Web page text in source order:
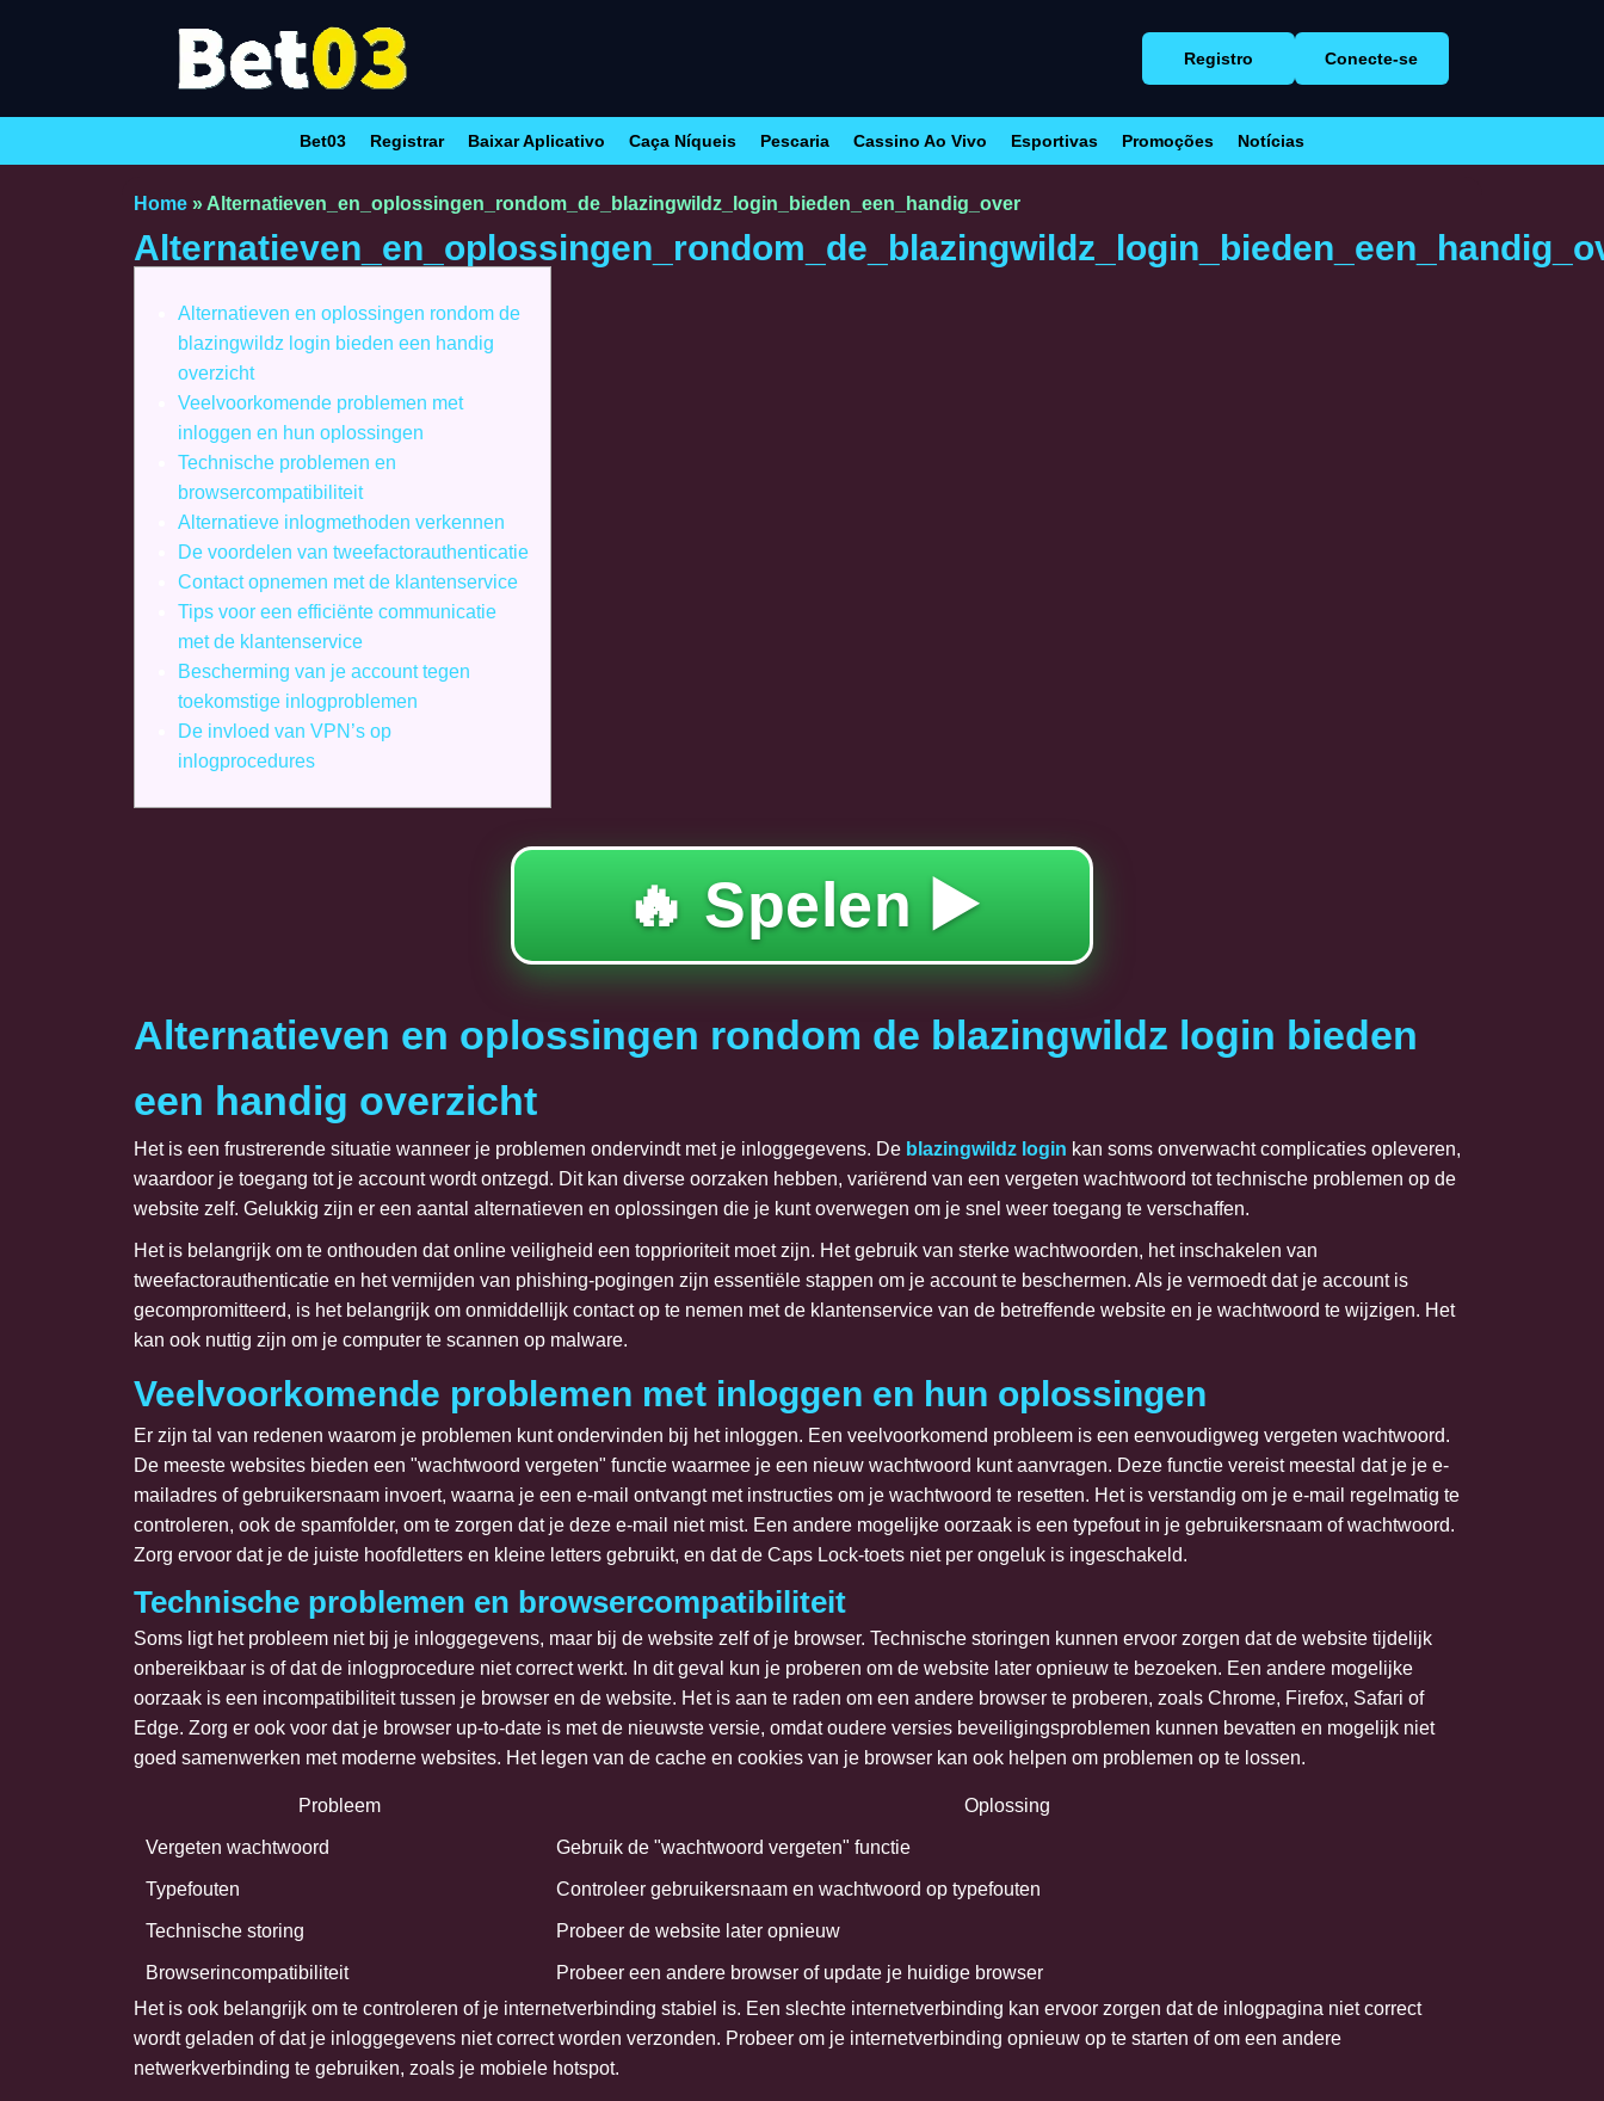
Registro Conecte-se
Bet03 Registrar Baixar Aplicativo Caça Níqueis Pescaria Cassino Ao Vivo Esportivas Promoções Notícias
Home » Alternatieven_en_oplossingen_rondom_de_blazingwildz_login_bieden_een_handig_over
Alternatieven en oplossingen rondom de
blazingwildz login bieden een handig
overzicht
Veelvoorkomende problemen met
inloggen en hun oplossingen
Technische problemen en
browsercompatibiliteit
Alternatieve inlogmethoden verkennen
De voordelen van tweefactorauthenticatie
Contact opnemen met de klantenservice
Tips voor een efficiënte communicatie
met de klantenservice
Bescherming van je account tegen
toekomstige inlogproblemen
De invloed van VPN’s op
inlogprocedures
🔥 Spelen ▶️
Alternatieven en oplossingen rondom de blazingwildz login bieden
een handig overzicht
Het is een frustrerende situatie wanneer je problemen ondervindt met je inloggegevens. De blazingwildz login kan soms onverwacht complicaties opleveren,
waardoor je toegang tot je account wordt ontzegd. Dit kan diverse oorzaken hebben, variërend van een vergeten wachtwoord tot technische problemen op de
website zelf. Gelukkig zijn er een aantal alternatieven en oplossingen die je kunt overwegen om je snel weer toegang te verschaffen.
Het is belangrijk om te onthouden dat online veiligheid een topprioriteit moet zijn. Het gebruik van sterke wachtwoorden, het inschakelen van
tweefactorauthenticatie en het vermijden van phishing-pogingen zijn essentiële stappen om je account te beschermen. Als je vermoedt dat je account is
gecompromitteerd, is het belangrijk om onmiddellijk contact op te nemen met de klantenservice van de betreffende website en je wachtwoord te wijzigen. Het
kan ook nuttig zijn om je computer te scannen op malware.
Veelvoorkomende problemen met inloggen en hun oplossingen
Er zijn tal van redenen waarom je problemen kunt ondervinden bij het inloggen. Een veelvoorkomend probleem is een eenvoudigweg vergeten wachtwoord.
De meeste websites bieden een "wachtwoord vergeten" functie waarmee je een nieuw wachtwoord kunt aanvragen. Deze functie vereist meestal dat je je e-
mailadres of gebruikersnaam invoert, waarna je een e-mail ontvangt met instructies om je wachtwoord te resetten. Het is verstandig om je e-mail regelmatig te
controleren, ook de spamfolder, om te zorgen dat je deze e-mail niet mist. Een andere mogelijke oorzaak is een typefout in je gebruikersnaam of wachtwoord.
Zorg ervoor dat je de juiste hoofdletters en kleine letters gebruikt, en dat de Caps Lock-toets niet per ongeluk is ingeschakeld.
Technische problemen en browsercompatibiliteit
Soms ligt het probleem niet bij je inloggegevens, maar bij de website zelf of je browser. Technische storingen kunnen ervoor zorgen dat de website tijdelijk
onbereikbaar is of dat de inlogprocedure niet correct werkt. In dit geval kun je proberen om de website later opnieuw te bezoeken. Een andere mogelijke
oorzaak is een incompatibiliteit tussen je browser en de website. Het is aan te raden om een andere browser te proberen, zoals Chrome, Firefox, Safari of
Edge. Zorg er ook voor dat je browser up-to-date is met de nieuwste versie, omdat oudere versies beveiligingsproblemen kunnen bevatten en mogelijk niet
goed samenwerken met moderne websites. Het legen van de cache en cookies van je browser kan ook helpen om problemen op te lossen.
Probleem Oplossing
Vergeten wachtwoord Gebruik de "wachtwoord vergeten" functie
Typefouten Controleer gebruikersnaam en wachtwoord op typefouten
Technische storing Probeer de website later opnieuw
Browserincompatibiliteit
Probeer een andere browser of update je huidige browser
Het is ook belangrijk om te controleren of je internetverbinding stabiel is. Een slechte internetverbinding kan ervoor zorgen dat de inlogpagina niet correct
wordt geladen of dat je inloggegevens niet correct worden verzonden. Probeer om je internetverbinding opnieuw op te starten of om een andere
netwerkverbinding te gebruiken, zoals je mobiele hotspot.